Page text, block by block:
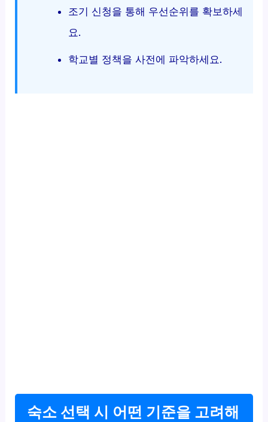
조기 신청을 통해 우선순위를 확보하세
요.
학교별 정책을 사전에 파악하세요.
숙소 선택 시 어떤 기준을 고려해